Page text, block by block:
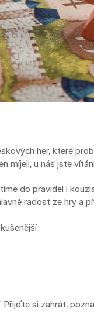
her, které
míjeli, u nás jste vítáni.
do pravidel i
radost ze hry a
. Přijďte si zahrát,